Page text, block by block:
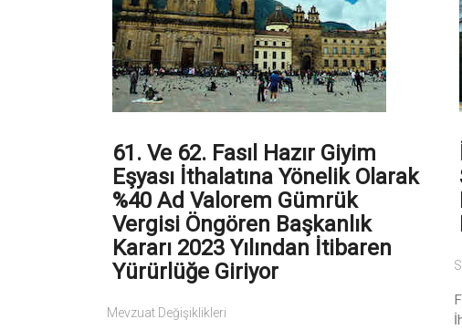
61. Ve 62. Fasıl Hazır Giyim
Eşyası İthalatına Yönelik Olarak
%40 Ad Valorem Gümrük
Vergisi Öngören Başkanlık
Kararı 2023 Yılından İtibaren
Yürürlüğe Giriyor
Mevzuat Değişiklikleri